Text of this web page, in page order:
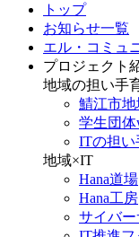
トップ
お知らせ一覧
エル・コミュ
プロジェクト
地域の担い手
鯖江市地
学生団体
ITの担い
地域×IT
Hana道場
Hana工房
サイバー